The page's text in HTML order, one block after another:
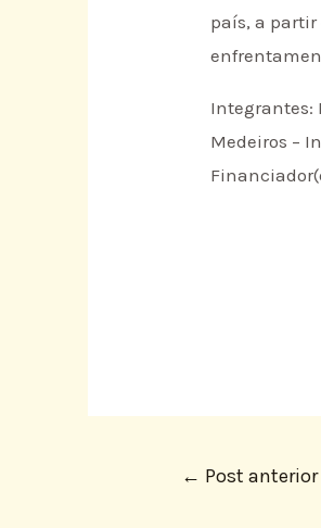
país, a
Integrantes:
Medeiros –
← Post anterior